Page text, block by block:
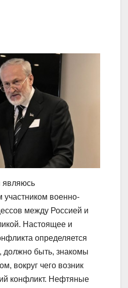
являюсь
участником военно-
между Россией и
Настоящее и
определяется
должно быть, знакомы
вокруг чего возник
конфликт. Нефтяные